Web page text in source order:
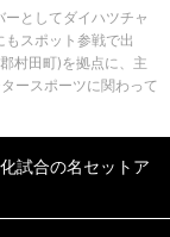
としてダイハツチャ
スポット参戦で出
村田町)を拠点に、主
ースポーツに関わって
試合の名セットア